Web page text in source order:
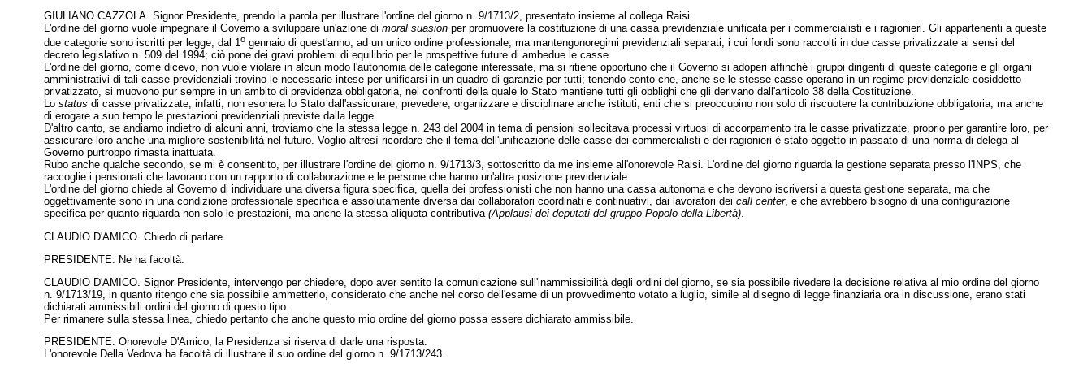
GIULIANO CAZZOLA. Signor Presidente, prendo la parola per illustrare l'ordine del giorno n. 9/1713/2, presentato insieme al collega Raisi.
L'ordine del giorno vuole impegnare il Governo a sviluppare un'azione di moral suasionper promuovere la costituzione di una cassa previdenziale unificata per i commercialisti e i ragionieri. Gli appartenenti a queste
due categorie sono iscritti per legge, dal 1ogennaio di quest'anno, ad un unico ordine professionale, ma mantengonoregimi previdenziali separati, i cui fondi sono raccolti in due casse privatizzate ai sensi del
decreto legislativo n. 509 del 1994; ciò pone dei gravi problemi di equilibrio per le prospettive future di ambedue le casse.
L'ordine del giorno, come dicevo, non vuole violare in alcun modo l'autonomia delle categorie interessate, ma si ritiene opportuno che il Governo si adoperi affinché i gruppi dirigenti di queste categorie e gli organi
amministrativi di tali casse previdenziali trovino le necessarie intese per unificarsi in un quadro di garanzie per tutti; tenendo conto che, anche se le stesse casse operano in un regime previdenziale cosiddetto
privatizzato, si muovono pur sempre in un ambito di previdenza obbligatoria, nei confronti della quale lo Stato mantiene tutti gli obblighi che gli derivano dall'articolo 38 della Costituzione.
Lo status di casse privatizzate, infatti, non esonera lo Stato dall'assicurare, prevedere, organizzare e disciplinare anche istituti, enti che si preoccupino non solo di riscuotere la contribuzione obbligatoria, ma anche
di erogare a suo tempo le prestazioni previdenziali previste dalla legge.
D'altro canto, se andiamo indietro di alcuni anni, troviamo che la stessa legge n. 243 del 2004 in tema di pensioni sollecitava processi virtuosi di accorpamento tra le casse privatizzate, proprio per garantire loro, per
assicurare loro anche una migliore sostenibilità nel futuro. Voglio altresì ricordare che il tema dell'unificazione delle casse dei commercialisti e dei ragionieri è stato oggetto in passato di una norma di delega al
Governo purtroppo rimasta inattuata.
Rubo anche qualche secondo, se mi è consentito, per illustrare l'ordine del giorno n. 9/1713/3, sottoscritto da me insieme all'onorevole Raisi. L'ordine del giorno riguarda la gestione separata presso l'INPS, che
raccoglie i pensionati che lavorano con un rapporto di collaborazione e le persone che hanno un'altra posizione previdenziale.
L'ordine del giorno chiede al Governo di individuare una diversa figura specifica, quella dei professionisti che non hanno una cassa autonoma e che devono iscriversi a questa gestione separata, ma che
oggettivamente sono in una condizione professionale specifica e assolutamente diversa dai collaboratori coordinati e continuativi, dai lavoratori dei call center, e che avrebbero bisogno di una configurazione
specifica per quanto riguarda non solo le prestazioni, ma anche la stessa aliquota contributiva (Applausi dei deputati del gruppo Popolo della Libertà).
CLAUDIO D'AMICO. Chiedo di parlare.
PRESIDENTE. Ne ha facoltà.
CLAUDIO D'AMICO. Signor Presidente, intervengo per chiedere, dopo aver sentito la comunicazione sull'inammissibilità degli ordini del giorno, se sia possibile rivedere la decisione relativa al mio ordine del giorno
n. 9/1713/19, in quanto ritengo che sia possibile ammetterlo, considerato che anche nel corso dell'esame di un provvedimento votato a luglio, simile al disegno di legge finanziaria ora in discussione, erano stati
dichiarati ammissibili ordini del giorno di questo tipo.
Per rimanere sulla stessa linea, chiedo pertanto che anche questo mio ordine del giorno possa essere dichiarato ammissibile.
PRESIDENTE. Onorevole D'Amico, la Presidenza si riserva di darle una risposta.
L'onorevole Della Vedova ha facoltà di illustrare il suo ordine del giorno n. 9/1713/243.